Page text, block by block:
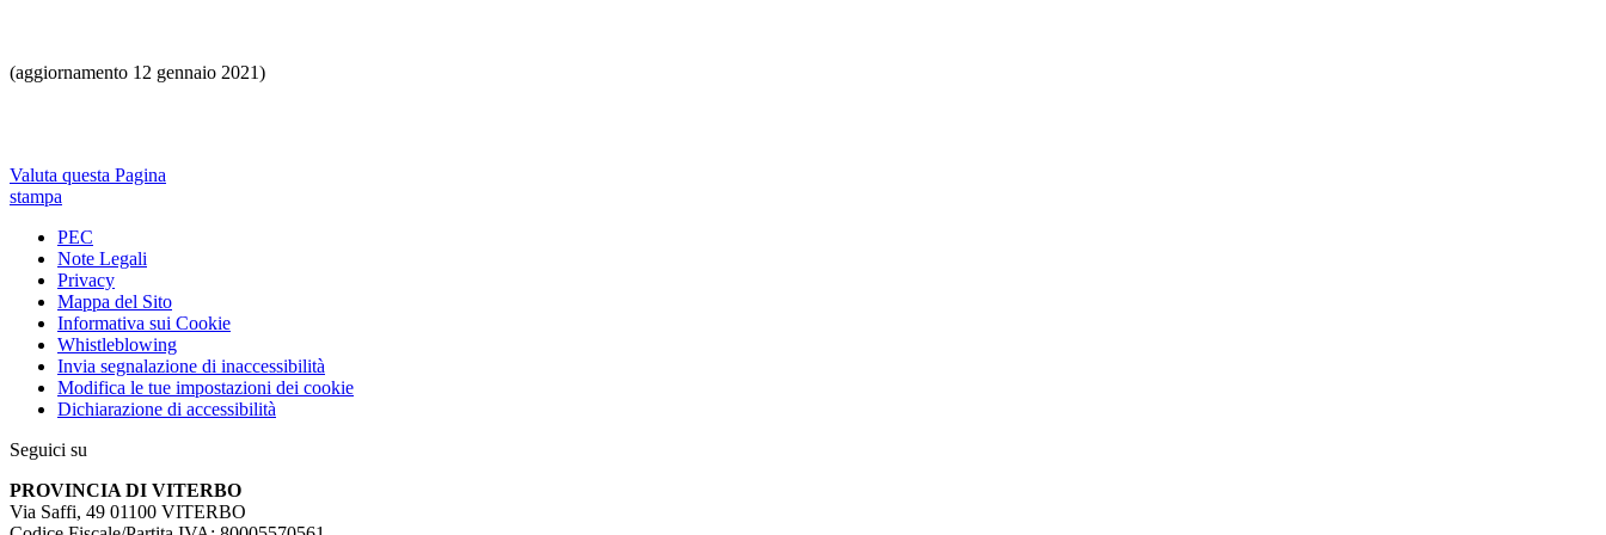
(aggiornamento 12 gennaio 2021)
Valuta questa Pagina
stampa
PEC
Note Legali
Privacy
Mappa del Sito
Informativa sui Cookie
Whistleblowing
Invia segnalazione di inaccessibilità
Modifica le tue impostazioni dei cookie
Dichiarazione di accessibilità
Seguici su
PROVINCIA DI VITERBO
Via Saffi, 49 01100 VITERBO